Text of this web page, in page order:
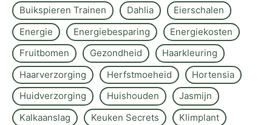
Buikspieren Trainen
Dahlia
Eierschalen
Energie
Energiebesparing
Energiekosten
Fruitbomen
Gezondheid
Haarkleuring
Haarverzorging
Herfstmoeheid
Hortensia
Huidverzorging
Huishouden
Jasmijn
Kalkaanslag
Keuken Secrets
Klimplant